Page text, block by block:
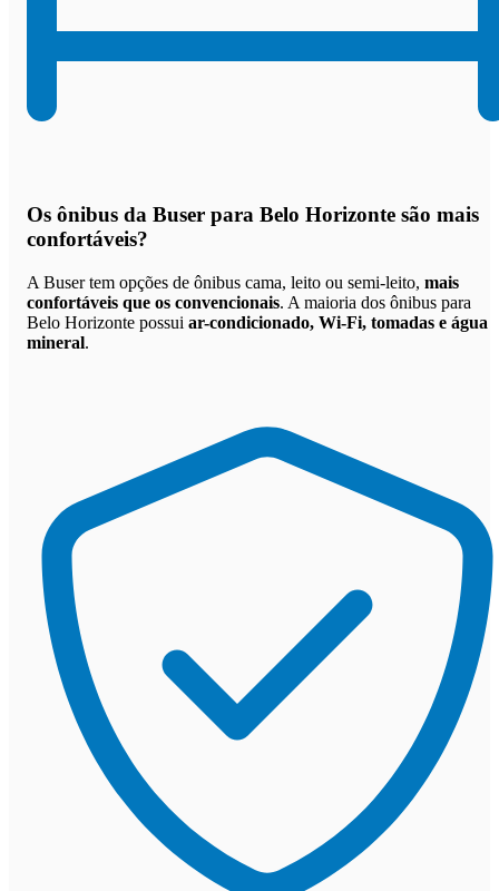
Os ônibus da Buser para Belo Horizonte são mais
confortáveis?
A Buser tem opções de ônibus cama, leito ou semi-leito, mais
confortáveis que os convencionais. A maioria dos ônibus para
Belo Horizonte possui ar-condicionado, Wi-Fi, tomadas e água
mineral.